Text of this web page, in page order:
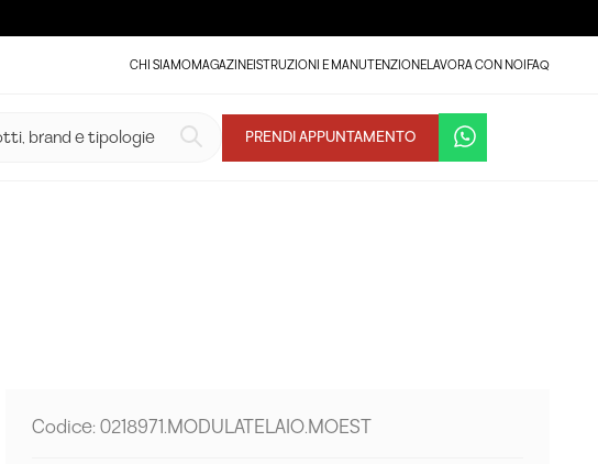
CHI SIAMOMAGAZINEISTRUZIONI E MANUTENZIONELAVORA CON NOIFAQ
PRENDI APPUNTAMENTO
Codice: 0218971.MODULATELAIO.MOEST